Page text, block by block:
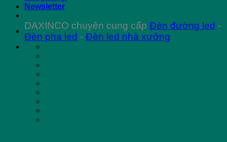
Newsletter
DAXINCO chuyên cung cấp Đèn đường led -
Đèn pha led - Đèn led nhà xưởng